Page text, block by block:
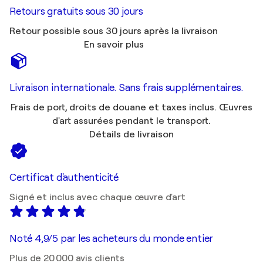
Retours gratuits sous 30 jours
Retour possible sous 30 jours après la livraison
En savoir plus
Livraison internationale. Sans frais supplémentaires.
Frais de port, droits de douane et taxes inclus. Œuvres
d'art assurées pendant le transport.
Détails de livraison
Certificat d'authenticité
Signé et inclus avec chaque œuvre d'art
Noté 4,9/5 par les acheteurs du monde entier
Plus de 20 000 avis clients